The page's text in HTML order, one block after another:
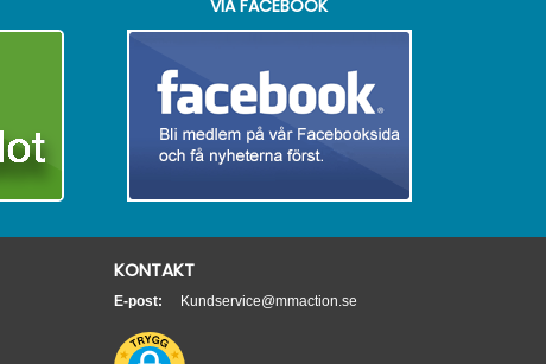
VIA FACEBOOK
KONTAKT
E-post: Kundservice@mmaction.se